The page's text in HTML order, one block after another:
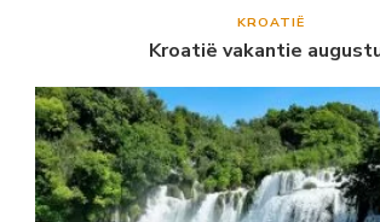
KROATIË
Kroatië vakantie